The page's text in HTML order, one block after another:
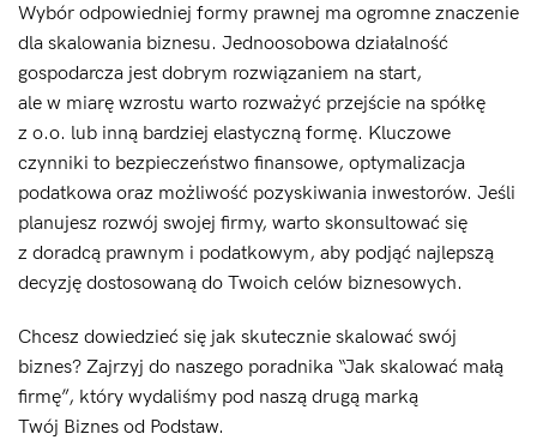
Wybór odpowiedniej formy prawnej ma ogromne znaczenie
dla skalowania biznesu. Jednoosobowa działalność
gospodarcza jest dobrym rozwiązaniem na start,
ale w miarę wzrostu warto rozważyć przejście na spółkę
z o.o. lub inną bardziej elastyczną formę. Kluczowe
czynniki to bezpieczeństwo finansowe, optymalizacja
podatkowa oraz możliwość pozyskiwania inwestorów. Jeśli
planujesz rozwój swojej firmy, warto skonsultować się
z doradcą prawnym i podatkowym, aby podjąć najlepszą
decyzję dostosowaną do Twoich celów biznesowych.
Chcesz dowiedzieć się jak skutecznie skalować swój
biznes? Zajrzyj do naszego poradnika “Jak skalować małą
firmę”, który wydaliśmy pod naszą drugą marką
Twój Biznes od Podstaw.